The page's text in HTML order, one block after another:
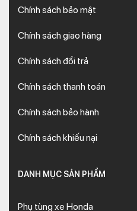
Chính sách bảo mật
Chính sách giao hàng
Chính sách đổi trả
Chính sách thanh toán
Chính sách bảo hành
Chính sách khiếu nại
DANH MỤC SẢN PHẨM
Phụ tùng xe Honda